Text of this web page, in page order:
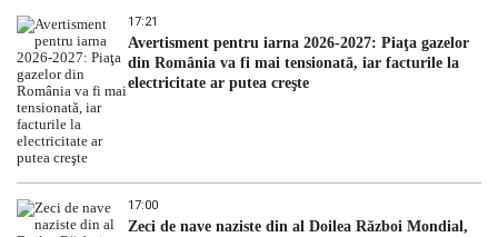
17:21
Avertisment pentru iarna 2026-2027: Piaţa gazelor
din România va fi mai tensionată, iar facturile la
electricitate ar putea creşte
17:00
Zeci de nave naziste din al Doilea Război Mondial,